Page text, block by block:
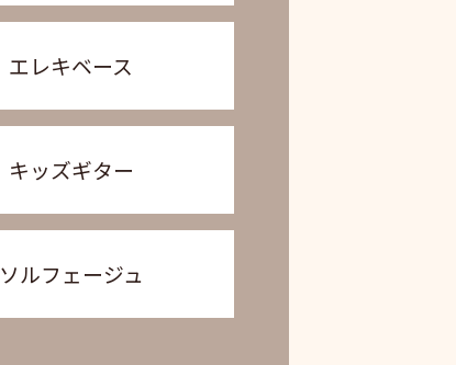
エレキベース
キッズギター
ソルフェージュ